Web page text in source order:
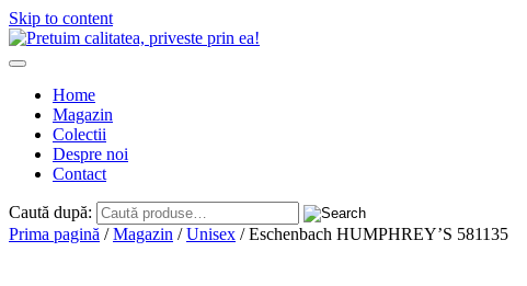
Skip to content
Home
Magazin
Colectii
Despre noi
Contact
Caută după:
Prima pagină /Magazin /Unisex / Eschenbach HUMPHREY’S 581135